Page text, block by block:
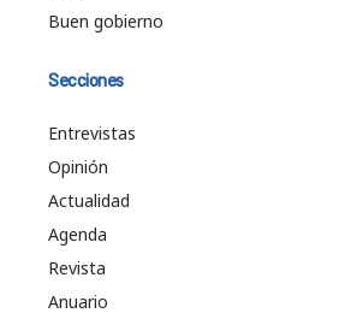
Buen gobierno
Secciones
Entrevistas
Opinión
Actualidad
Agenda
Revista
Anuario